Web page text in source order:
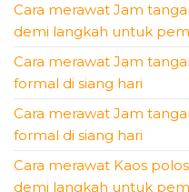
Cara merawat Jam
demi langkah untuk
Cara merawat Jam
formal di siang hari
Cara merawat Jam
formal di siang hari
Cara merawat Kaos
demi langkah untuk